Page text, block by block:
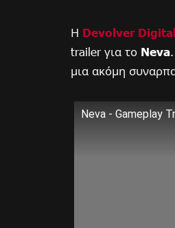
Η Devolver Digital
trailer για το Neva
μια ακόμη
Neva - Gameplay